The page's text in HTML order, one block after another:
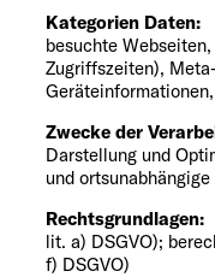
Kategorien Daten:
besuchte
Zugriffszeiten),
Zwecke der
Darstellung und
und
Rechtsgrundlagen:
lit. a) DSGVO);
f) DSGVO)